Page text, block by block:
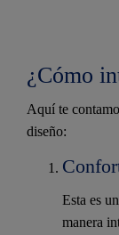
¿Cómo
Aquí te
diseño:
Esta es
manera